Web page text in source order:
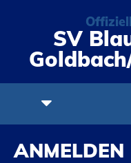
SV
ANMELDEN